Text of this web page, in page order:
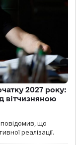
2027 року:
вітчизняною
що
реалізації.